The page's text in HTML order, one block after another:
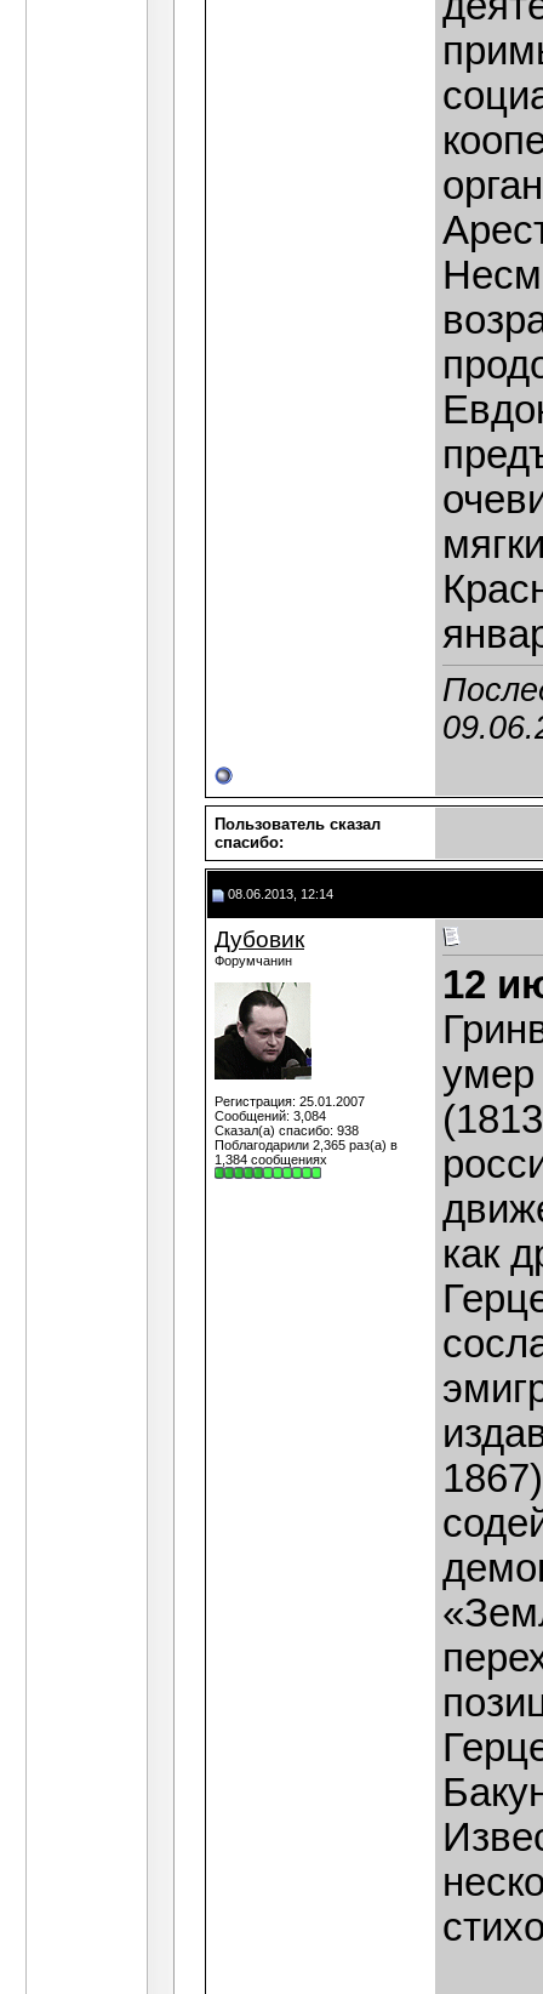
Пользователь сказал
cпасибо:
08.06.2013, 12:14
Дубовик
Форумчанин
Регистрация: 25.01.2007
Сообщений: 3,084
Сказал(а) спасибо: 938
Поблагодарили 2,365 раз(а) в
1,384 сообщениях
12
умер
как